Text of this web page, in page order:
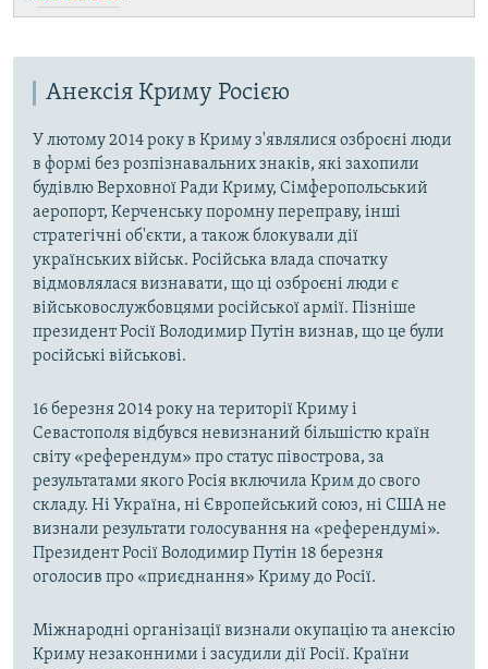
Анексія Криму Росією
У лютому 2014 року в Криму з'являлися озброєні люди
в формі без розпізнавальних знаків, які захопили
будівлю Верховної Ради Криму, Сімферопольський
аеропорт, Керченську поромну переправу, інші
стратегічні об'єкти, а також блокували дії
українських військ. Російська влада спочатку
відмовлялася визнавати, що ці озброєні люди є
військовослужбовцями російської армії. Пізніше
президент Росії Володимир Путін визнав, що це були
російські військові.
16 березня 2014 року на території Криму і
Севастополя відбувся невизнаний більшістю країн
світу «референдум» про статус півострова, за
результатами якого Росія включила Крим до свого
складу. Ні Україна, ні Європейський союз, ні США не
визнали результати голосування на «референдумі».
Президент Росії Володимир Путін 18 березня
оголосив про «приєднання» Криму до Росії.
Міжнародні організації визнали окупацію та анексію
Криму незаконними і засудили дії Росії. Країни